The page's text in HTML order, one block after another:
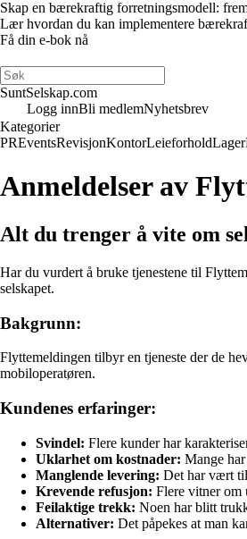
Skap en bærekraftig forretningsmodell:
Lær hvordan du kan implementere
Få din e-bok nå
SuntSelskap.com
Logg innBli medlemNyhetsbrev
Kategorier
PREventsRevisjonKontorLeieforholdLager
Anmeldelser av
Alt du trenger å vite om
Har du vurdert å bruke tjenestene til
selskapet.
Bakgrunn:
Flyttemeldingen tilbyr en tjeneste der de
mobiloperatøren.
Kundenes erfaringer:
Svindel: Flere kunder har
Uklarhet om kostnader: Mange
Manglende levering: Det har vært
Krevende refusjon: Flere vitner om
Feilaktige trekk: Noen har blitt
Alternativer: Det påpekes at man